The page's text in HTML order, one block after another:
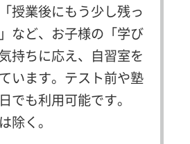
授業後にもう少し残っ
など、お子様の「学び
持ちに応え、自習室を
います。テスト前や塾
でも利用可能です。
除く。